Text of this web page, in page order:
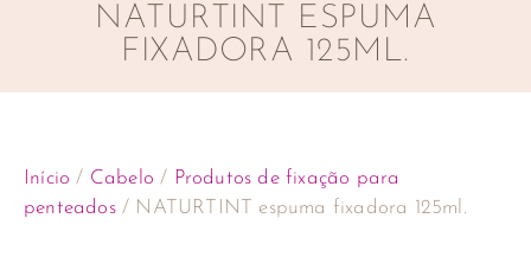
NATURTINT ESPUMA
FIXADORA 125ML.
Início / Cabelo / Produtos de fixação para
penteados/ NATURTINT espuma fixadora 125ml.